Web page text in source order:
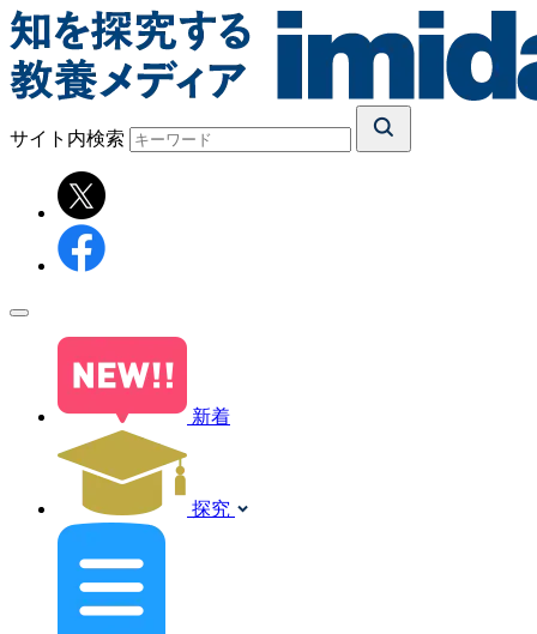
サイト内検索
新着
探究